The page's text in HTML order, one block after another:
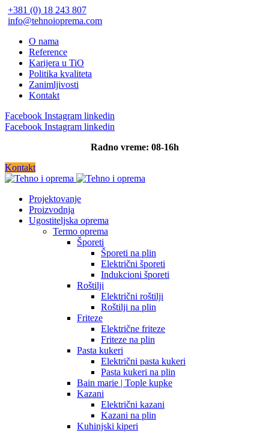
+381 (0) 18 243 807
info@tehnoioprema.com
O nama
Reference
Karijera u TiO
Politika kvaliteta
Zanimljivosti
Kontakt
Facebook Instagram linkedin
Facebook Instagram linkedin
Radno vreme: 08-16h
Kontakt
Projektovanje
Proizvodnja
Ugostiteljska oprema
Termo oprema
Šporeti
Šporeti na plin
Električni šporeti
Indukcioni šporeti
Roštilji
Električni roštilji
Roštilji na plin
Friteze
Električne friteze
Friteze na plin
Pasta kukeri
Električni pasta kukeri
Pasta kukeri na plin
Bain marie | Tople kupke
Kazani
Električni kazani
Kazani na plin
Kuhinjski kiperi